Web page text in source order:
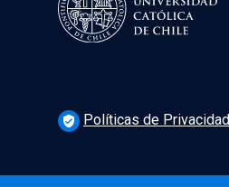
verified_user Políticas de Privacidad